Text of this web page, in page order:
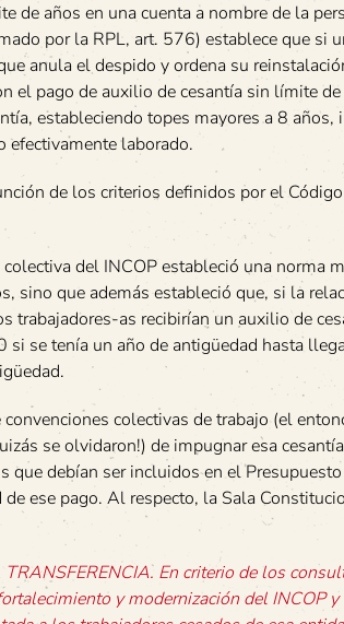
de años en una cuenta a nombre de la
por la RPL, art. 576) establece que si
anula el despido y ordena su
el pago de auxilio de cesantía sin límite de
estableciendo topes mayores a 8
efectivamente laborado.
de los criterios definidos por el
del INCOP estableció una norma
sino que además estableció que, si la
trabajadores-as recibirían un auxilio de
se tenía un año de antigüedad hasta
colectivas de trabajo (el
se olvidaron!) de impugnar esa
debían ser incluidos en el
ese pago. Al respecto, la Sala
En criterio de los
y modernización del INCOP